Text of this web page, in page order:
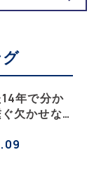
年で分か
欠かせな
【EV総合
イフ：そ